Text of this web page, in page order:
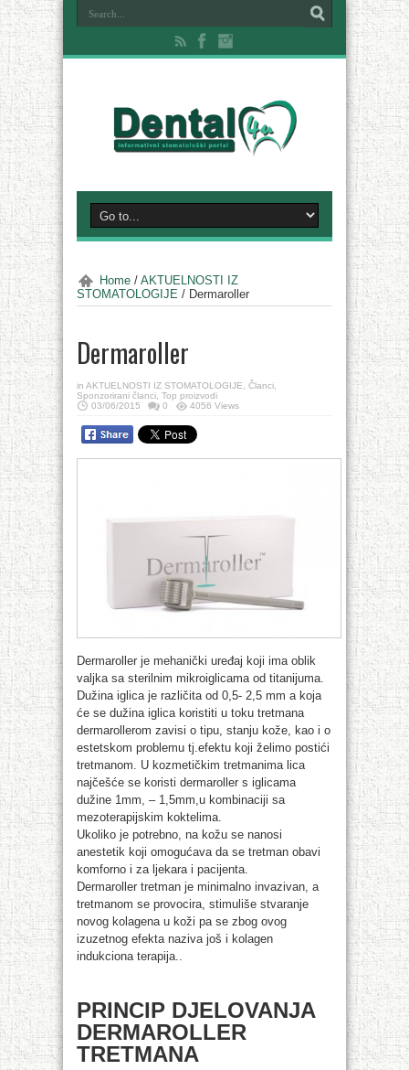
Home / AKTUELNOSTI IZ
STOMATOLOGIJE / Dermaroller
Dermaroller
in AKTUELNOSTI IZ STOMATOLOGIJE Članci
Sponzorirani članci Top proizvodi
03/06/2015
0 4056 Views
Dermaroller je mehanički uređaj koji ima oblik
valjka sa sterilnim mikroiglicama od titanijuma.
Dužina iglica je različita od 0,5- 2,5 mm a koja
će se dužina iglica koristiti u toku tretmana
dermarollerom zavisi o tipu, stanju kože, kao i o
estetskom problemu tj.efektu koji želimo postići
tretmanom. U kozmetičkim tretmanima lica
najčešće se koristi dermaroller s iglicama
dužine 1mm, – 1,5mm,u kombinaciji sa
mezoterapijskim koktelima.
Ukoliko je potrebno, na kožu se nanosi
anestetik koji omogućava da se tretman obavi
komforno i za ljekara i pacijenta.
Dermaroller tretman je minimalno invazivan, a
tretmanom se provocira, stimuliše stvaranje
novog kolagena u koži pa se zbog ovog
izuzetnog efekta naziva još i kolagen
indukciona terapija..
PRINCIP DJELOVANJA
DERMAROLLER
TRETMANA